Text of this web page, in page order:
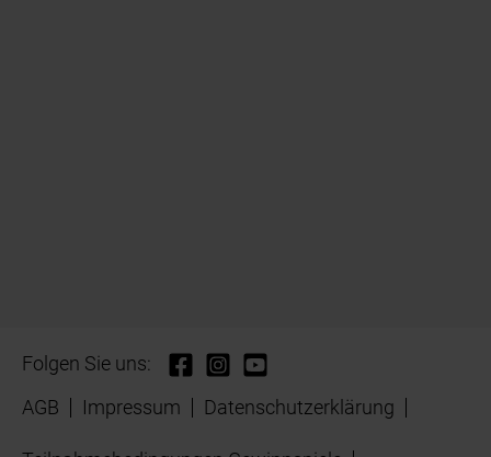
Folgen Sie uns:
AGB
Impressum Datenschutzerklärung